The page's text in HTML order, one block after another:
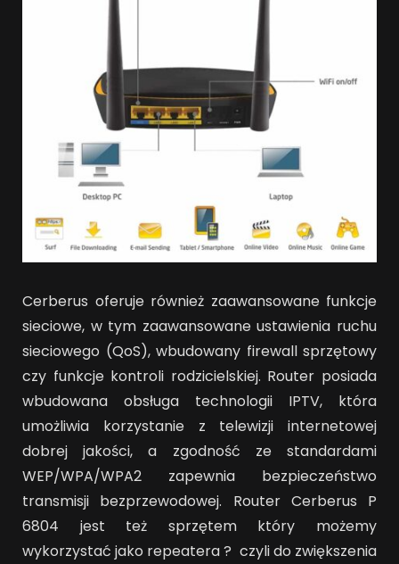
Cerberus oferuje również zaawansowane funkcje
sieciowe, w tym zaawansowane ustawienia ruchu
sieciowego (QoS), wbudowany firewall sprzętowy
czy funkcje kontroli rodzicielskiej. Router posiada
wbudowana obsługa technologii IPTV, która
umożliwia korzystanie z telewizji internetowej
dobrej jakości, a zgodność ze standardami
WEP/WPA/WPA2 zapewnia bezpieczeństwo
transmisji bezprzewodowej. Router Cerberus P
6804 jest też sprzętem który możemy
wykorzystać jako repeatera ? czyli do zwiększenia